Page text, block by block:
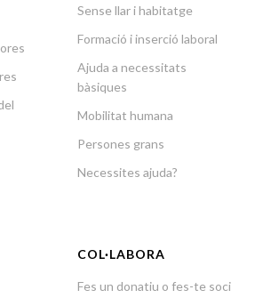
Sense llar i habitatge
Formació i inserció laboral
Ajuda a necessitats
bàsiques
Mobilitat humana
Persones grans
Necessites ajuda?
COL·LABORA
Fes un donatiu o fes-te soci